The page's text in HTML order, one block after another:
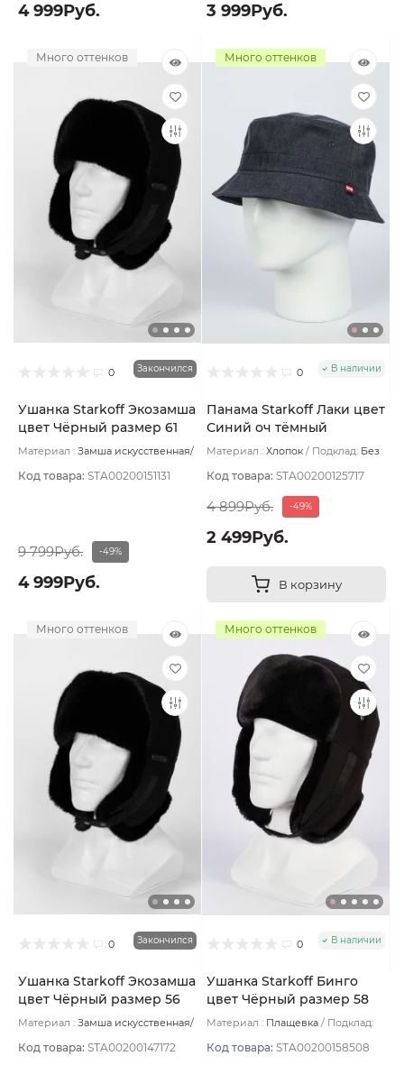
4 999Руб. 3 999Руб.
Много оттенков
0 Закончился
Ушанка Starkoff Экозамша
цвет Чёрный размер 61
Материал : Замша искусственная/
Флис
Код товара: STA00200151131
9 799Руб. -49%
4 999Руб.
Много оттенков
0 В наличии
Панама Starkoff Лаки цвет
Синий оч тёмный
Материал : Хлопок Подклад: Без
Код товара: STA00200125717
4 899Руб. -49%
2 499Руб.
В корзину
Много оттенков
0 Закончился
Ушанка Starkoff Экозамша
цвет Чёрный размер 56
Материал : Замша искусственная/
Флис
Код товара: STA00200147172
Много оттенков
0 В наличии
Ушанка Starkoff Бинго
цвет Чёрный размер 58
Материал : Плащевка
Подклад:
Код товара: STA00200158508